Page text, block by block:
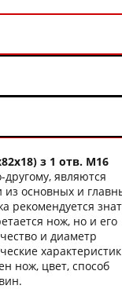
з 1 отв. М16
являются
основных и
рекомендуется
нож, но и его
и диаметр
нож, цвет, способ